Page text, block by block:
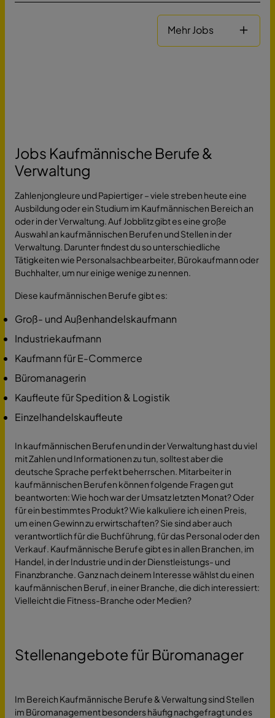
Mehr Jobs
Jobs Kaufmännische Berufe &
Verwaltung
Zahlenjongleure und Papiertiger – viele streben heute eine
Ausbildung oder ein Studium im Kaufmännischen Bereich an
oder in der Verwaltung. Auf Jobblitz gibt es eine große
Auswahl an kaufmännischen Berufen und Stellen in der
Verwaltung. Darunter findest du so unterschiedliche
Tätigkeiten wie Personalsachbearbeiter, Bürokaufmann oder
Buchhalter, um nur einige wenige zu nennen.
Diese kaufmännischen Berufe gibt es:
Groß- und Außenhandelskaufmann
Industriekaufmann
Kaufmann für E-Commerce
Büromanagerin
Kaufleute für Spedition & Logistik
Einzelhandelskaufleute
In kaufmännischen Berufen und in der Verwaltung hast du viel
mit Zahlen und Informationen zu tun, solltest aber die
deutsche Sprache perfekt beherrschen. Mitarbeiter in
kaufmännischen Berufen können folgende Fragen gut
beantworten: Wie hoch war der Umsatz letzten Monat? Oder
für ein bestimmtes Produkt? Wie kalkuliere ich einen Preis,
um einen Gewinn zu erwirtschaften? Sie sind aber auch
verantwortlich für die Buchführung, für das Personal oder den
Verkauf. Kaufmännische Berufe gibt es in allen Branchen, im
Handel, in der Industrie und in der Dienstleistungs- und
Finanzbranche. Ganz nach deinem Interesse wählst du einen
kaufmännischen Beruf, in einer Branche, die dich interessiert:
Vielleicht die Fitness-Branche oder Medien?
Stellenangebote für Büromanager
Im Bereich Kaufmännische Berufe & Verwaltung sind Stellen
im Büromanagement besonders häufig nachgefragt und es